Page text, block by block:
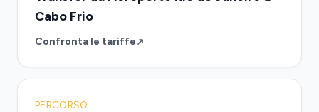
Cabo Frio
Confronta le tariffe
PERCORSO